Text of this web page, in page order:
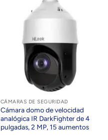
CÁMARAS DE SEGURIDAD
Cámara domo de velocidad
analógica IR DarkFighter de 4
pulgadas, 2 MP, 15 aumentos